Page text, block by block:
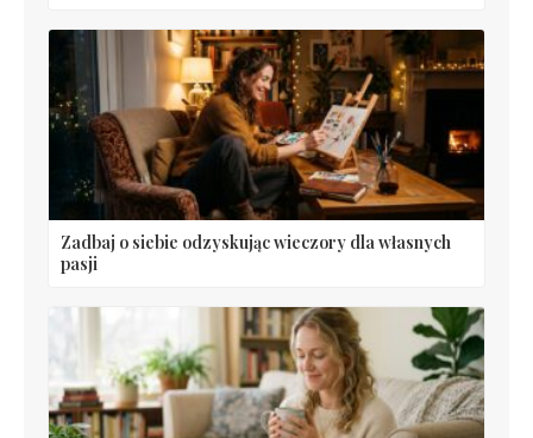
Zadbaj o siebie odzyskując wieczory dla własnych
pasji